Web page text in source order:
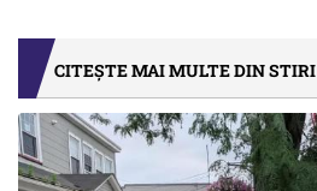
CITEȘTE MAI MULTE DIN STIRI